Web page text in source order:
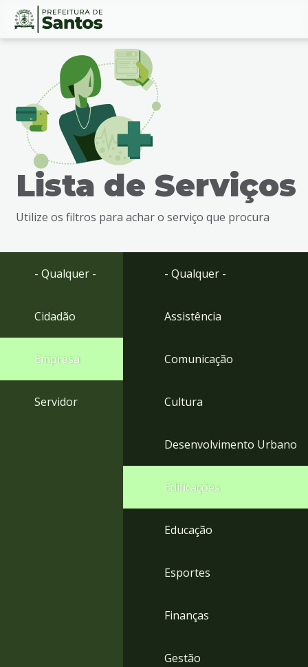
Ir
busca
Ir
Conteúdo
Lista de Serviços
Utilize os filtros para achar o serviço que procura
- Qualquer -
Cidadão
Empresa
Servidor
- Qualquer -
Assistência
Comunicação
Cultura
Desenvolvimento Urbano
Edificações
Educação
Esportes
Finanças
Gestão